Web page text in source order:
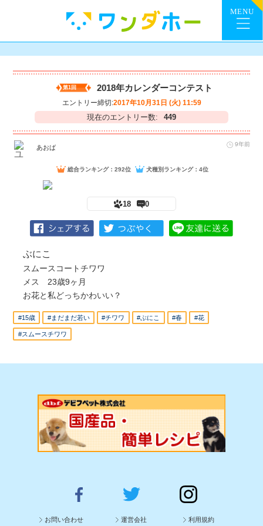
第1回 2018年カレンダーコンテスト
エントリー締切:2017年10月31日 (火) 11:59
現在のエントリー数: 449
あおば 9年前
総合ランキング：292位 犬種別ランキング：4位
18 0
ぶにこ
スムースコートチワワ
メス 23歳9ヶ月
お花と私どっちかわいい？
#15歳 #まだまだ若い #チワワ #ぶにこ #春 #花
#スムースチワワ
お問い合わせ 運営会社 利用規約